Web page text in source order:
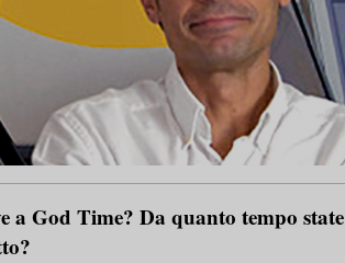
a God Time? Da quanto tempo state